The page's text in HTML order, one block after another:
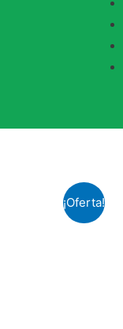
¡Oferta!